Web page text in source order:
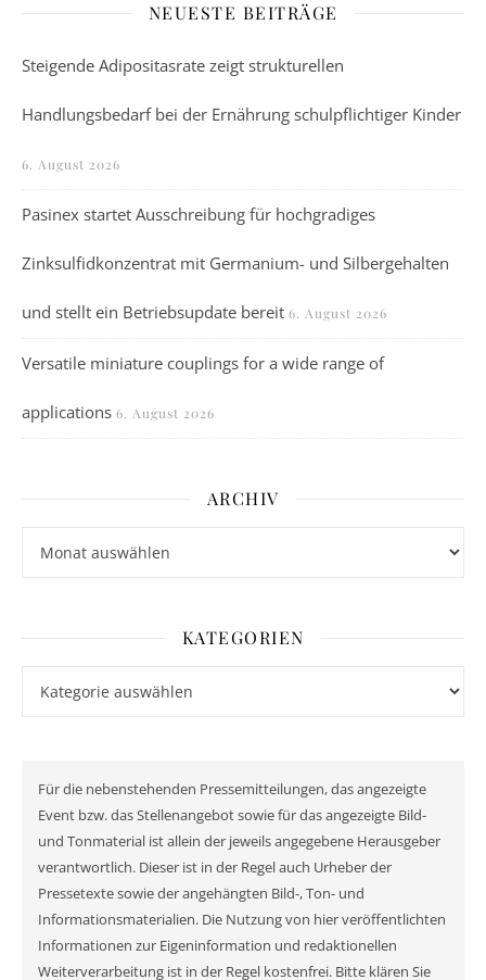
NEUESTE BEITRÄGE
Steigende Adipositasrate zeigt strukturellen
Handlungsbedarf bei der Ernährung schulpflichtiger Kinder
6. August 2026
Pasinex startet Ausschreibung für hochgradiges
Zinksulfidkonzentrat mit Germanium- und Silbergehalten
und stellt ein Betriebsupdate bereit 6. August 2026
Versatile miniature couplings for a wide range of
applications 6. August 2026
ARCHIV
KATEGORIEN
Für die nebenstehenden Pressemitteilungen, das angezeigte
Event bzw. das Stellenangebot sowie für das angezeigte Bild-
und Tonmaterial ist allein der jeweils angegebene Herausgeber
verantwortlich. Dieser ist in der Regel auch Urheber der
Pressetexte sowie der angehängten Bild-, Ton- und
Informationsmaterialien. Die Nutzung von hier veröffentlichten
Informationen zur Eigeninformation und redaktionellen
Weiterverarbeitung ist in der Regel kostenfrei. Bitte klären Sie